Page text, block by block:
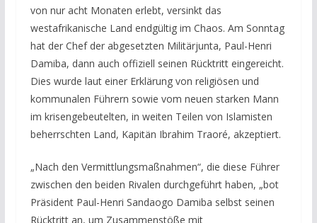
von nur acht Monaten erlebt, versinkt das
westafrikanische Land endgültig im Chaos. Am Sonntag
hat der Chef der abgesetzten Militärjunta, Paul-Henri
Damiba, dann auch offiziell seinen Rücktritt eingereicht.
Dies wurde laut einer Erklärung von religiösen und
kommunalen Führern sowie vom neuen starken Mann
im krisengebeutelten, in weiten Teilen von Islamisten
beherrschten Land, Kapitän Ibrahim Traoré, akzeptiert.
„Nach den Vermittlungsmaßnahmen“, die diese Führer
zwischen den beiden Rivalen durchgeführt haben, „bot
Präsident Paul-Henri Sandaogo Damiba selbst seinen
Rücktritt an, um Zusammenstöße mit